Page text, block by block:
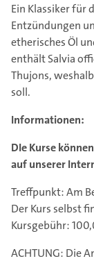
Ein Klassiker für
Entzündungen
etherisches Öl
enthält Salvia
Thujons,
soll.
Informationen:
DIe Kurse
auf unserer
Treffpunkt: Am
Der Kurs selbst
Kursgebühr:
ACHTUNG: Die